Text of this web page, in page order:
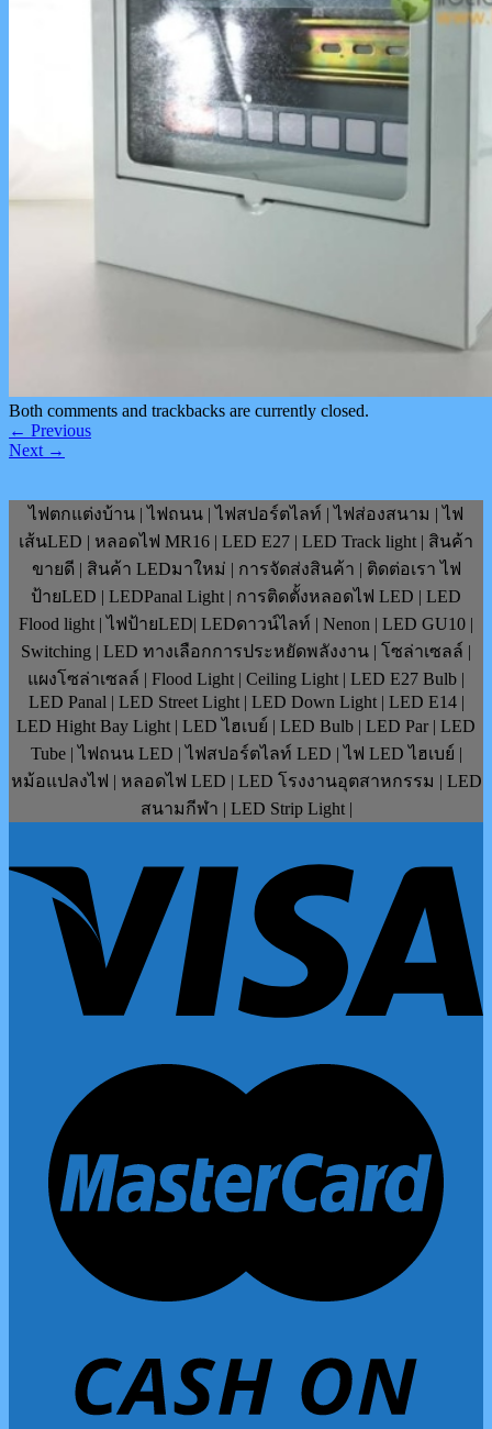
Both comments and trackbacks are currently closed.
← Previous
Next →
ไฟตกแต่งบ้าน | ไฟถนน | ไฟสปอร์ตไลท์ | ไฟส่องสนาม | ไฟ
เส้นLED | หลอดไฟ MR16 | LED E27 | LED Track light | สินค้า
ขายดี | สินค้า LEDมาใหม่ | การจัดส่งสินค้า | ติดต่อเรา ไฟ
ป้ายLED | LEDPanal Light | การติดตั้งหลอดไฟ LED | LED
Flood light | ไฟป้ายLED| LEDดาวน์ไลท์ | Nenon | LED GU10 |
Switching | LED ทางเลือกการประหยัดพลังงาน | โซล่าเซลล์ |
แผงโซล่าเซลล์ | Flood Light | Ceiling Light | LED E27 Bulb |
LED Panal | LED Street Light | LED Down Light | LED E14 |
LED Hight Bay Light | LED ไฮเบย์ | LED Bulb | LED Par | LED
Tube | ไฟถนน LED | ไฟสปอร์ตไลท์ LED | ไฟ LED ไฮเบย์ |
หม้อแปลงไฟ | หลอดไฟ LED | LED โรงงานอุตสาหกรรม | LED
สนามกีฬา | LED Strip Light |